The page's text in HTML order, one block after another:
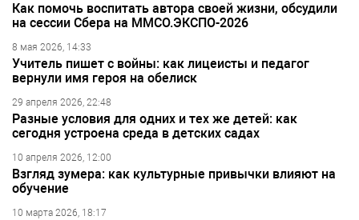
Как помочь воспитать автора своей жизни, обсудили
на сессии Сбера на ММСО.ЭКСПО-2026
8 мая 2026, 14:33
Учитель пишет с войны: как лицеисты и педагог
вернули имя героя на обелиск
29 апреля 2026, 22:48
Разные условия для одних и тех же детей: как
сегодня устроена среда в детских садах
10 апреля 2026, 12:00
Взгляд зумера: как культурные привычки влияют на
обучение
10 марта 2026, 18:17